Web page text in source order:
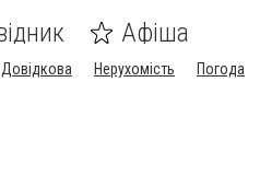
Афіша
Довідкова Нерухомість Погода